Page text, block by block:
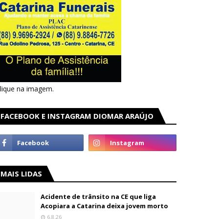
na imagem.
FACEBOOK E INSTAGRAM DIOMAR ARAÚJO
MAIS LIDAS
Acidente de trânsito na CE que liga
Acopiara a Catarina deixa jovem morto
6.8.26